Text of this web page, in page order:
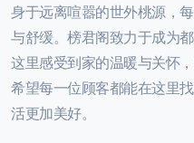
身于远离喧嚣的世外桃源，
与舒缓。榜君阁致力于成为
这里感受到家的温暖与关怀
希望每一位顾客都能在这里
活更加美好。